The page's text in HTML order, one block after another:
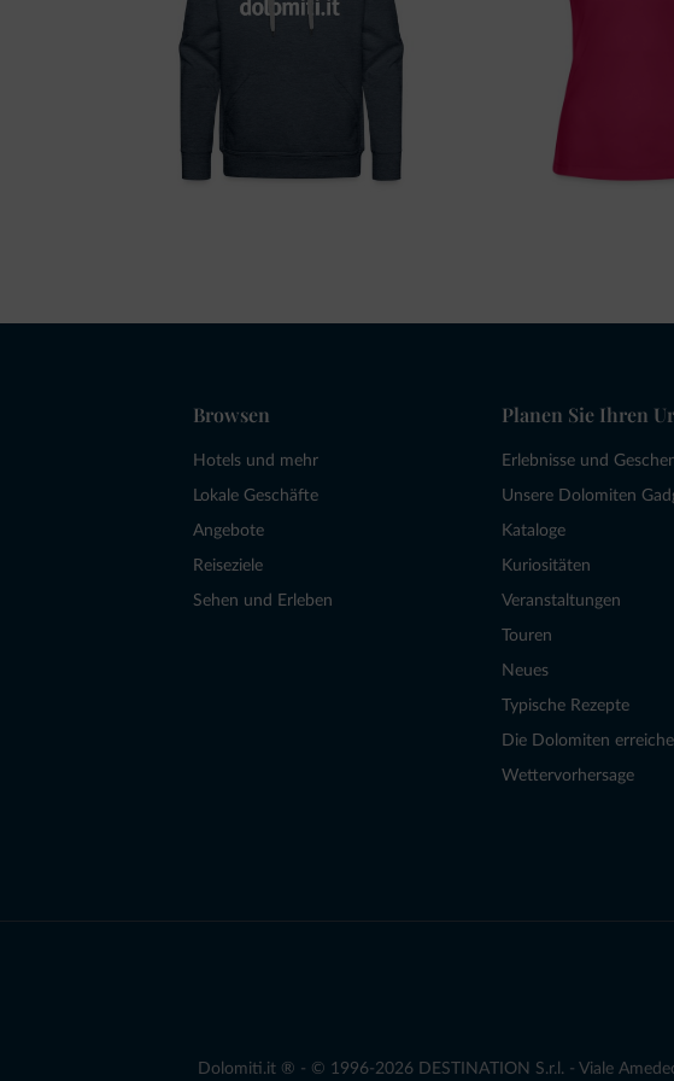
Browsen
Hotels und mehr
Lokale Geschäfte
Angebote
Reiseziele
Sehen und Erleben
Planen Sie Ihren
Erlebnisse und
Unsere Dolomiten
Kataloge
Kuriositäten
Veranstaltungen
Touren
Neues
Typische Rezepte
Die Dolomiten
Wettervorhersage
Dolomiti.it ® - © 1996-2026 DESTINATION S.r.l. - Viale